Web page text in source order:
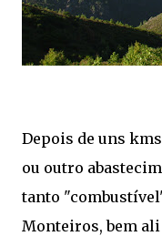
Depois de uns
ou outro
tanto
Monteiros, bem